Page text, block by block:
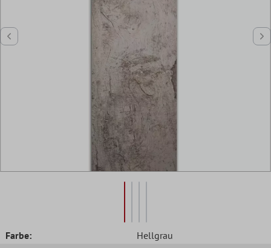
Farbe:
Hellgrau